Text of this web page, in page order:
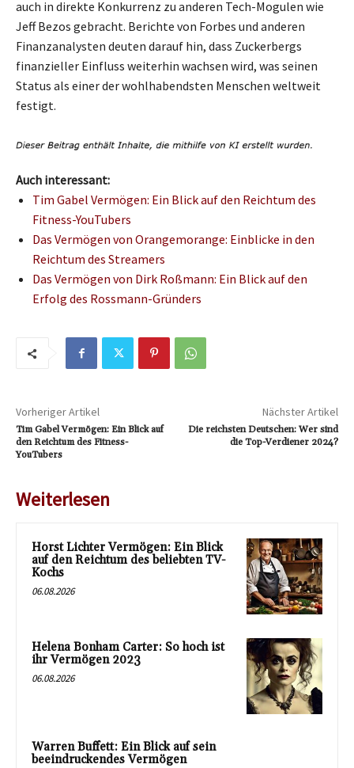
auch in direkte Konkurrenz zu anderen Tech-Mogulen wie
Jeff Bezos gebracht. Berichte von Forbes und anderen
Finanzanalysten deuten darauf hin, dass Zuckerbergs
finanzieller Einfluss weiterhin wachsen wird, was seinen
Status als einer der wohlhabendsten Menschen weltweit
festigt.
Auch interessant:
Tim Gabel Vermögen: Ein Blick auf den Reichtum des
Fitness-YouTubers
Das Vermögen von Orangemorange: Einblicke in den
Reichtum des Streamers
Das Vermögen von Dirk Roßmann: Ein Blick auf den
Erfolg des Rossmann-Gründers
Vorheriger Artikel
Tim Gabel Vermögen: Ein Blick auf
den Reichtum des Fitness-
YouTubers
Nächster Artikel
Die reichsten Deutschen: Wer sind
die Top-Verdiener 2024?
Weiterlesen
Horst Lichter Vermögen: Ein Blick
auf den Reichtum des beliebten TV-
Kochs
06.08.2026
Helena Bonham Carter: So hoch ist
ihr Vermögen 2023
06.08.2026
Warren Buffett: Ein Blick auf sein
beeindruckendes Vermögen